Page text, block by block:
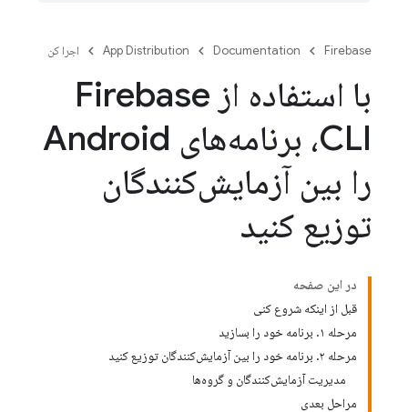
Firebase
Documentation
App Distribution اجرا کن
با استفاده از Firebase
CLI، برنامه‌های Android
را بین آزمایش‌کنندگان
توزیع کنید
در این صفحه
قبل از اینکه شروع کنی
مرحله ۱. برنامه خود را بسازید
مرحله ۲. برنامه خود را بین آزمایش‌کنندگان توزیع کنید
مدیریت آزمایش‌کنندگان و گروه‌ها
مراحل بعدی